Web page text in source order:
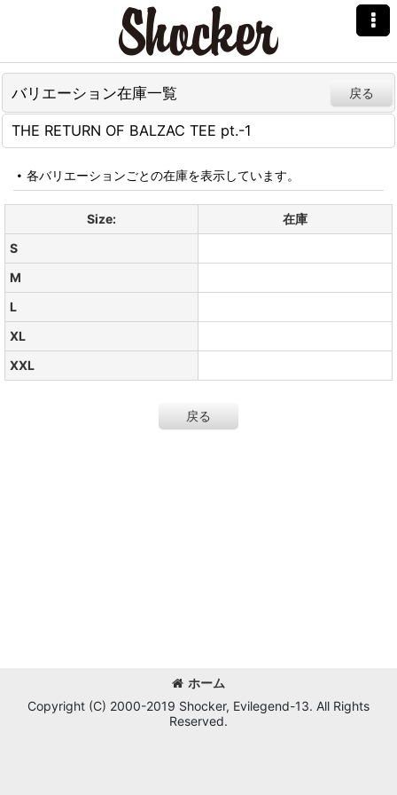
バリエーション在庫一覧 戻る
THE RETURN OF BALZAC TEE pt.-1
各バリエーションごとの在庫を表示しています。
Size:
在庫
S
M
L
XL
XXL
戻る
ホーム
Copyright (C) 2000-2019 Shocker, Evilegend-13. All Rights
Reserved.